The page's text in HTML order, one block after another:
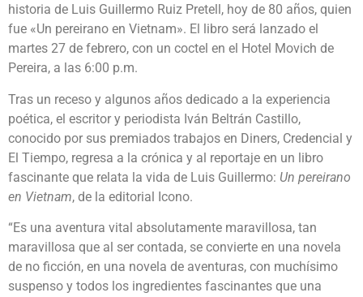
historia de Luis Guillermo Ruiz Pretell, hoy de 80 años, quien
fue «Un pereirano en Vietnam». El libro será lanzado el
martes 27 de febrero, con un coctel en el Hotel Movich de
Pereira, a las 6:00 p.m.
Tras un receso y algunos años dedicado a la experiencia
poética, el escritor y periodista Iván Beltrán Castillo,
conocido por sus premiados trabajos en Diners, Credencial y
El Tiempo, regresa a la crónica y al reportaje en un libro
fascinante que relata la vida de Luis Guillermo: Un pereirano
en Vietnam, de la editorial Icono.
“Es una aventura vital absolutamente maravillosa, tan
maravillosa que al ser contada, se convierte en una novela
de no ficción, en una novela de aventuras, con muchísimo
suspenso y todos los ingredientes fascinantes que una